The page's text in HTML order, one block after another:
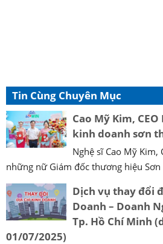
Tin Cùng Chuyên Mục
Cao Mỹ Kim,
kinh doanh sơn
Nghệ sĩ Cao Mỹ Kim,
những nữ Giám đốc thương hiệu
Dịch vụ thay đổi
Doanh – Doanh
Tp. Hồ Chí Minh
01/07/2025)